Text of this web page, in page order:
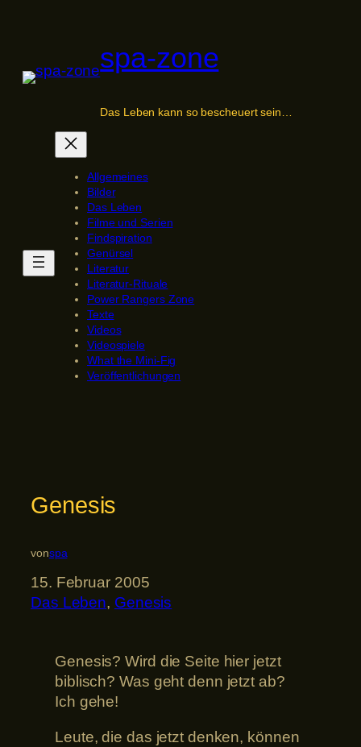
spa-zone
Das Leben kann so bescheuert sein…
Allgemeines
Bilder
Das Leben
Filme und Serien
Findspiration
Genürsel
Literatur
Literatur-Rituale
Power Rangers Zone
Texte
Videos
Videospiele
What the Mini-Fig
Veröffentlichungen
Genesis
vonspa
15. Februar 2005
Das Leben, Genesis
Genesis? Wird die Seite hier jetzt
biblisch? Was geht denn jetzt ab?
Ich gehe!
Leute, die das jetzt denken, können